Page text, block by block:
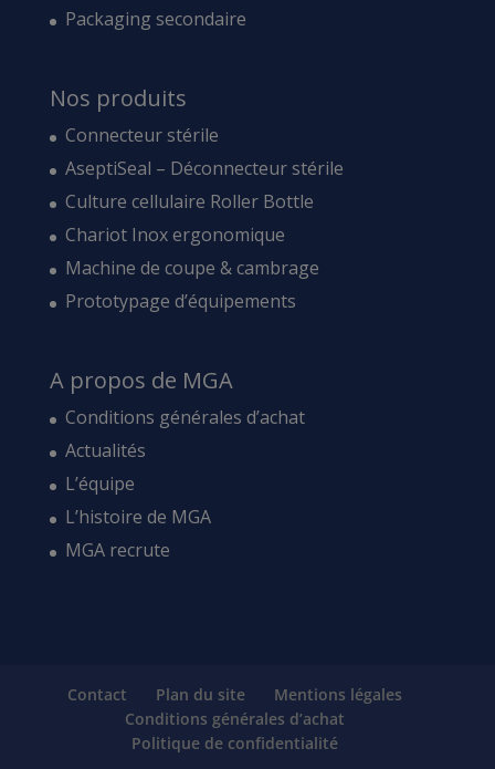
Packaging secondaire
Nos produits
Connecteur stérile
AseptiSeal – Déconnecteur stérile
Culture cellulaire Roller Bottle
Chariot Inox ergonomique
Machine de coupe & cambrage
Prototypage d’équipements
A propos de MGA
Conditions générales d’achat
Actualités
L’équipe
L’histoire de MGA
MGA recrute
Contact Plan du site
Mentions légales
Conditions générales d’achat
Politique de confidentialité